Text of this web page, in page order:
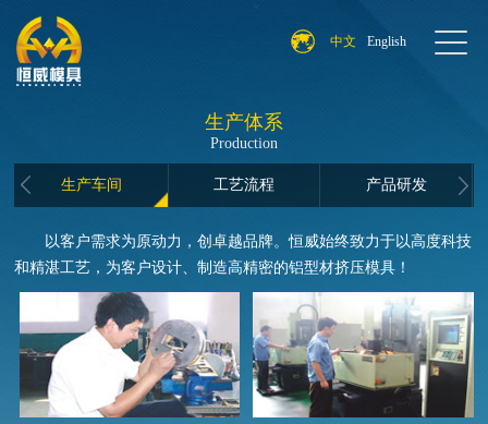
中文 English
生产体系
Production
生产车间 工艺流程 产品研发
以客户需求为原动力，创卓越品牌。恒威始终致力于以高度科技
和精湛工艺，为客户设计、制造高精密的铝型材挤压模具！